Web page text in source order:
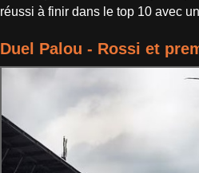
réussi à finir dans le top 10 avec
Duel Palou - Rossi et